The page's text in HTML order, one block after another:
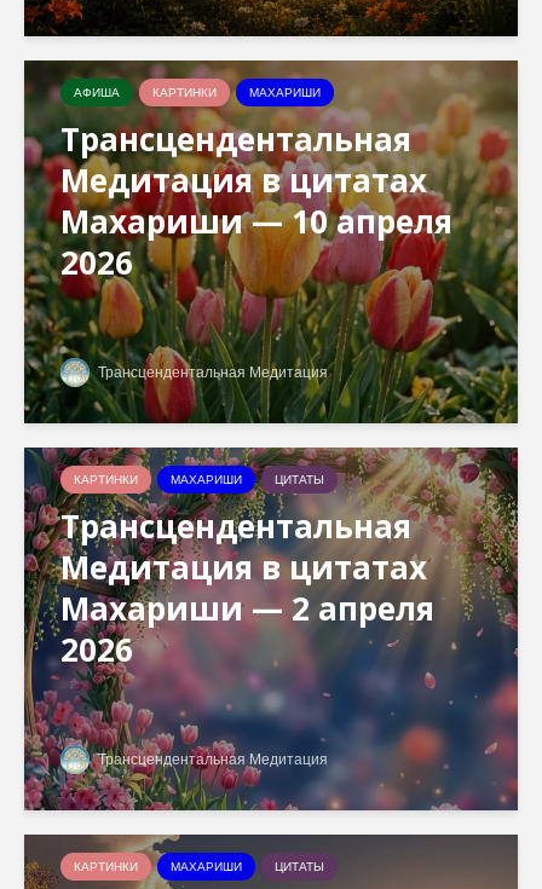
АФИША КАРТИНКИ МАХАРИШИ
Трансцендентальная
Медитация в цитатах
Махариши — 10 апреля
2026
Трансцендентальная Медитация
КАРТИНКИ МАХАРИШИ ЦИТАТЫ
Трансцендентальная
Медитация в цитатах
Махариши — 2 апреля
2026
Трансцендентальная Медитация
КАРТИНКИ МАХАРИШИ ЦИТАТЫ